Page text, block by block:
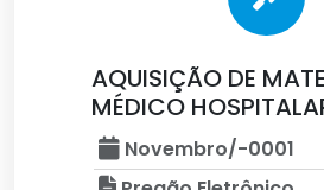
AQUISIÇÃO DE
MÉDICO
Novembro/-0001